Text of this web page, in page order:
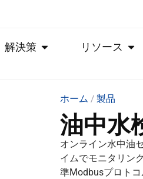
解決策 リソース
ホーム /製品
油中水
オンライン水中油
イムでモニタリン
準Modbusプロト